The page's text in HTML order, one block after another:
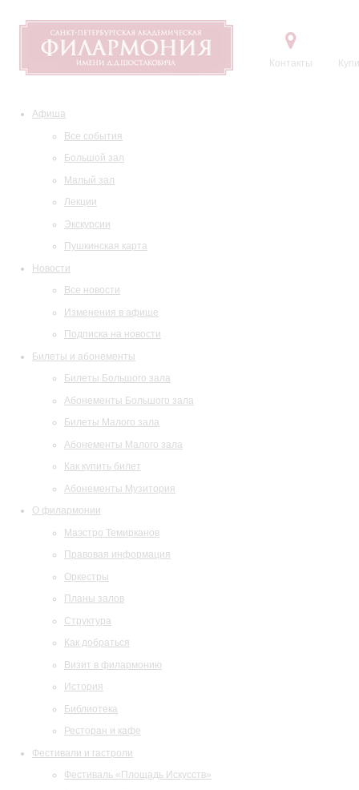
Контакты
Афиша
Все события
Большой зал
Малый зал
Лекции
Экскурсии
Пушкинская карта
Новости
Все новости
Изменения в афише
Подписка на новости
Билеты и абонементы
Билеты Большого зала
Абонементы Большого зала
Билеты Малого зала
Абонементы Малого зала
Как купить билет
Абонементы Музитория
О филармонии
Маэстро Темирканов
Правовая информация
Оркестры
Планы залов
Структура
Как добраться
Визит в филармонию
История
Библиотека
Ресторан и кафе
Фестивали и гастроли
Фестиваль «Площадь Искусств»